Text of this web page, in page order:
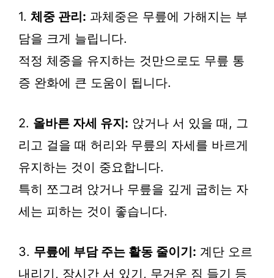
1. 체중 관리: 과체중은 무릎에 가해지는 부
담을 크게 늘립니다.
적정 체중을 유지하는 것만으로도 무릎 통
증 완화에 큰 도움이 됩니다.
2. 올바른 자세 유지: 앉거나 서 있을 때, 그
리고 걸을 때 허리와 무릎의 자세를 바르게
유지하는 것이 중요합니다.
특히 쪼그려 앉거나 무릎을 깊게 굽히는 자
세는 피하는 것이 좋습니다.
3. 무릎에 부담 주는 활동 줄이기: 계단 오르
내리기, 장시간 서 있기, 무거운 짐 들기 등